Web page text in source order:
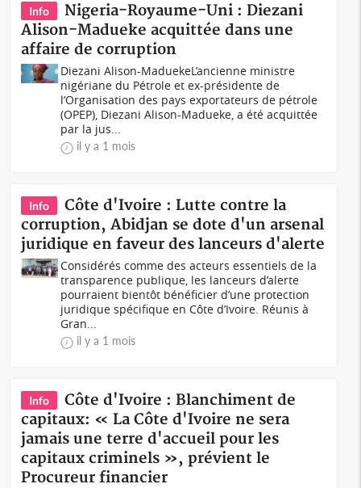
Info
Nigeria-Royaume-Uni : Diezani
Alison-Madueke acquittée dans une
affaire de corruption
Diezani Alison-MaduekeL’ancienne ministre
nigériane du Pétrole et ex-présidente de
l’Organisation des pays exportateurs de pétrole
(OPEP), Diezani Alison-Madueke, a été acquittée
par la jus...
il y a 1 mois
Info
Côte d'Ivoire : Lutte contre la
corruption, Abidjan se dote d'un arsenal
juridique en faveur des lanceurs d'alerte
Considérés comme des acteurs essentiels de la
transparence publique, les lanceurs d’alerte
pourraient bientôt bénéficier d’une protection
juridique spécifique en Côte d’Ivoire. Réunis à
Gran...
il y a 1 mois
Info
Côte d'Ivoire : Blanchiment de
capitaux: « La Côte d'Ivoire ne sera
jamais une terre d'accueil pour les
capitaux criminels », prévient le
Procureur financier